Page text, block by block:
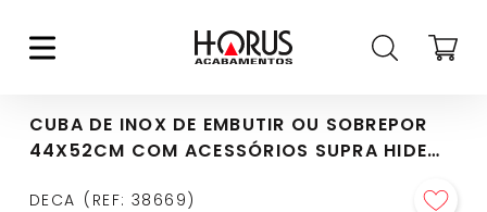
CUBA DE INOX DE EMBUTIR OU SOBREPOR
44X52CM COM ACESSÓRIOS SUPRA HIDE
DECA REF: 38669